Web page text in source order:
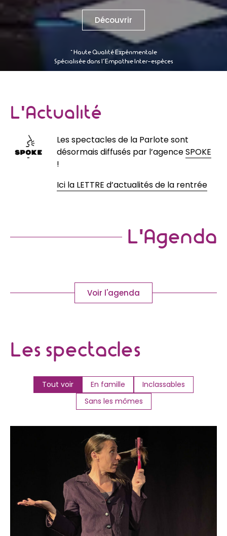
* Haute Qualité Expérimentale
Spécialisée dans l’Empathie Inter-espèces
Découvrir
L'Actualité
Les spectacles de la Parlote sont
désormais diffusés par l’agenceSPOKE
!
Ici la LETTRE d’actualités de la rentrée
L'Agenda
Voir l'agenda
Les spectacles
En famille
Inclassables
Sans les mômes
Tout voir